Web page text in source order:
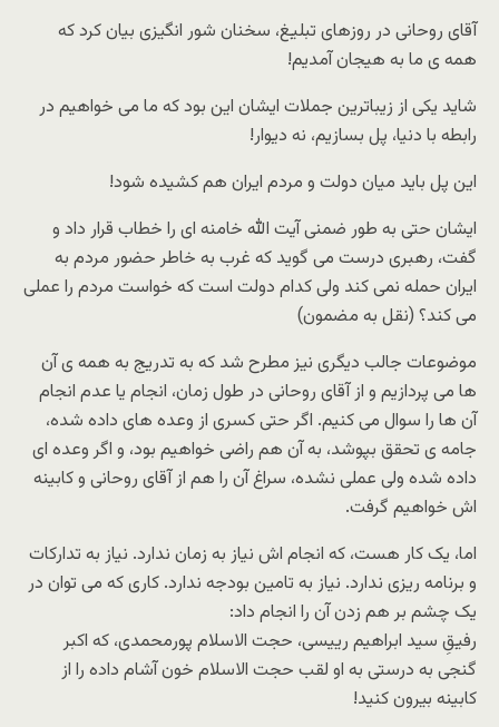
آقاى روحانى در روزهاى تبلیغ، سخنان شور انگیزى بیان کرد که
همه ى ما به هیجان آمدیم!
شاید یکى از زیباترین جملات ایشان این بود که ما مى خواهیم در
رابطه با دنیا، پل بسازیم، نه دیوار!
این پل باید میان دولت و مردم ایران هم کشیده شود!
ایشان حتى به طور ضمنى آیت الله خامنه اى را خطاب قرار داد و
گفت، رهبرى درست مى گوید که غرب به خاطر حضور مردم به
ایران حمله نمى کند ولى کدام دولت است که خواست مردم را عملى
مى کند؟ (نقل به مضمون)
موضوعات جالب دیگرى نیز مطرح شد که به تدریج به همه ى آن
ها مى پردازیم و از آقاى روحانى در طول زمان، انجام یا عدم انجام
آن ها را سوال مى کنیم. اگر حتى کسرى از وعده هاى داده شده،
جامه ى تحقق بپوشد، به آن هم راضى خواهیم بود، و اگر وعده اى
داده شده ولى عملى نشده، سراغ آن را هم از آقاى روحانى و کابینه
اش خواهیم گرفت.
اما، یک کار هست، که انجام اش نیاز به زمان ندارد. نیاز به تدارکات
و برنامه ریزى ندارد. نیاز به تامین بودجه ندارد. کارى که مى توان در
یک چشم بر هم زدن آن را انجام داد:
رفیقِ سید ابراهیم رییسى، حجت الاسلام پورمحمدى، که اکبر
گنجى به درستى به او لقب حجت الاسلام خون آشام داده را از
کابینه بیرون کنید!